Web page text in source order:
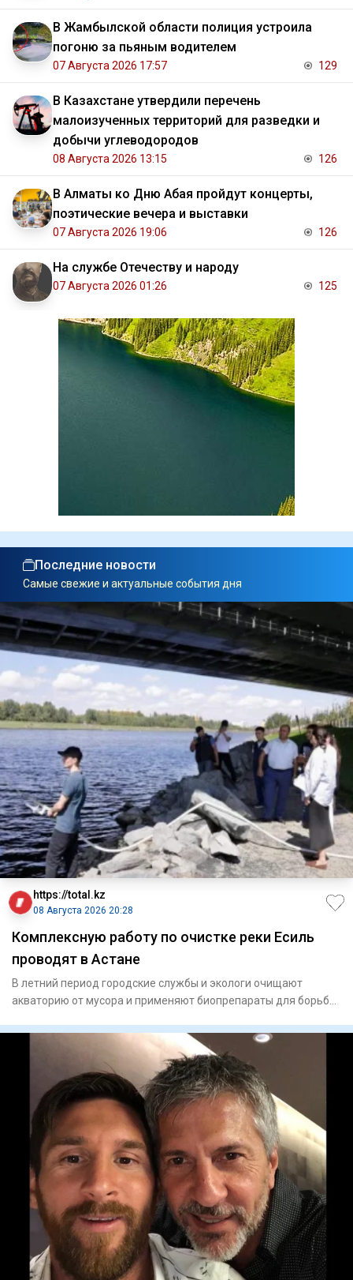
В Жамбылской области полиция устроила
погоню за пьяным водителем
07 Августа 2026 17:57 129
В Казахстане утвердили перечень
малоизученных территорий для разведки и
добычи углеводородов
08 Августа 2026 13:15 126
В Алматы ко Дню Абая пройдут концерты,
поэтические вечера и выставки
07 Августа 2026 19:06 126
На службе Отечеству и народу
07 Августа 2026 01:26 125
Последние новости
Самые свежие и актуальные события дня
https://total.kz
08 Августа 2026 20:28
Комплексную работу по очистке реки Есиль
проводят в Астане
В летний период городские службы и экологи очищают
акваторию от мусора и применяют биопрепараты для борьбы